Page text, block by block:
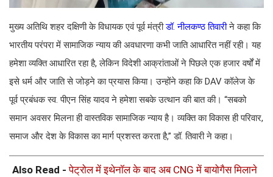
मुख्य अतिथि शहर दक्षिणी के विधायक एवं पूर्व मंत्रीडॉ. नीलकण्ठ तिवारीने कहा कि
भारतीय परंपरा में सामाजिक न्याय की अवधारणा कभी जाति आधारित नहीं रही। यह
हमेशा व्यक्ति आधारित रहा है, लेकिन विदेशी आक्रांताओं ने पिछले एक हजार वर्षों में
इसे धर्म और जाति से जोड़ने का प्रयास किया। उन्होंने कहा कि DAV कॉलेज के
पूर्व प्रबंधक स्व. पीएन सिंह यादव ने हमेशा सबके उत्थान की बात की। “सबको
समान अवसर मिलना ही वास्तविक सामाजिक न्याय है। व्यक्ति का विकास ही परिवार,
समाज और देश के विकास का मार्ग प्रशस्त करता है,” डॉ. तिवारी ने कहा।
Also Read -पेट्रोल में इथेनॉल के बाद अब CNG में बायोगैस मिलाने